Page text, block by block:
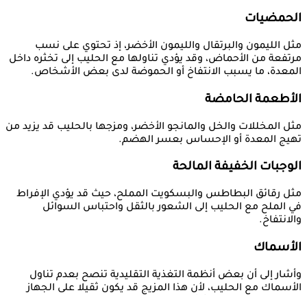
الحمضيات
مثل الليمون والبرتقال والليمون الأخضر، إذ تحتوي على نسب
مرتفعة من الأحماض، وقد يؤدي تناولها مع الحليب إلى تخثره داخل
المعدة، ما يسبب الانتفاخ أو الحموضة لدى بعض الأشخاص.
الأطعمة الحامضة
مثل المخللات والخل والمانجو الأخضر، ومزجها بالحليب قد يزيد من
تهيج المعدة أو الإحساس بعسر الهضم.
الوجبات الخفيفة المالحة
مثل رقائق البطاطس والبسكويت المملح، حيث قد يؤدي الإفراط
في الملح مع الحليب إلى الشعور بالثقل واحتباس السوائل
والانتفاخ.
الأسماك
وأشار إلى أن بعض أنظمة التغذية التقليدية تنصح بعدم تناول
الأسماك مع الحليب، لأن هذا المزيج قد يكون ثقيلا على الجهاز